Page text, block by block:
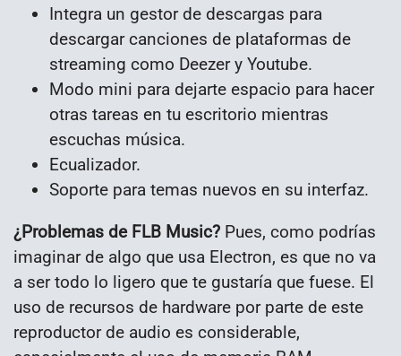
Integra un gestor de descargas para
descargar canciones de plataformas de
streaming como Deezer y Youtube.
Modo mini para dejarte espacio para hacer
otras tareas en tu escritorio mientras
escuchas música.
Ecualizador.
Soporte para temas nuevos en su interfaz.
¿Problemas de FLB Music? Pues, como podrías
imaginar de algo que usa Electron, es que no va
a ser todo lo ligero que te gustaría que fuese. El
uso de recursos de hardware por parte de este
reproductor de audio es considerable,